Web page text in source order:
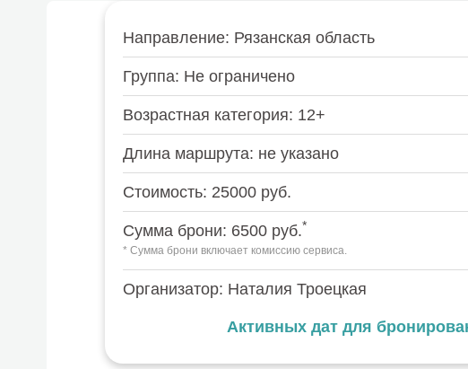
Направление: Рязанская область
Группа: Не ограничено
Возрастная категория: 12+
Длина маршрута: не указано
Стоимость: 25000 руб.
Сумма брони: 6500 руб.*
* Сумма брони включает комиссию сервиса.
Организатор: Наталия Троецкая
Активных дат для